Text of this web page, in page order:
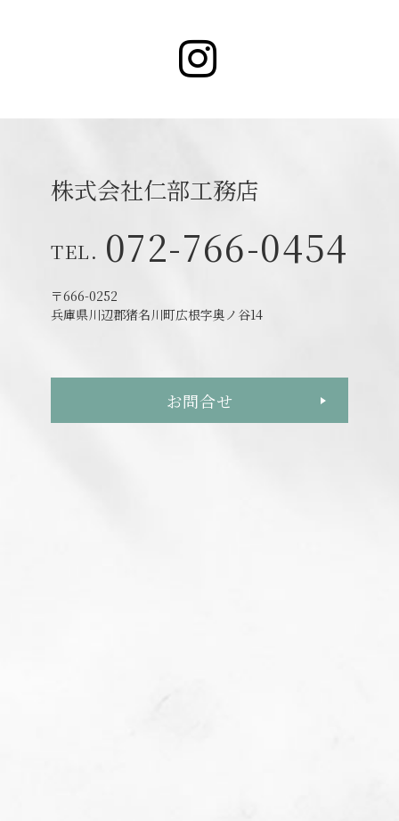
株式会社仁部工務店
072-766-0454
〒666-0252
兵庫県川辺郡猪名川町広根字奥ノ谷14
お問合せ